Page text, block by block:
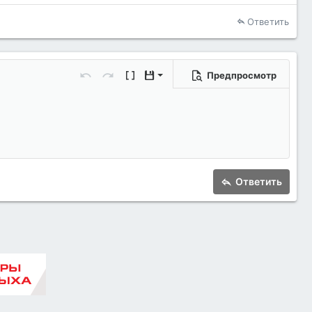
Ответить
ОтменитьПовторить
Переключить режим работы
Черновики
Сохранить черновик
Предпросмотр
Ответить